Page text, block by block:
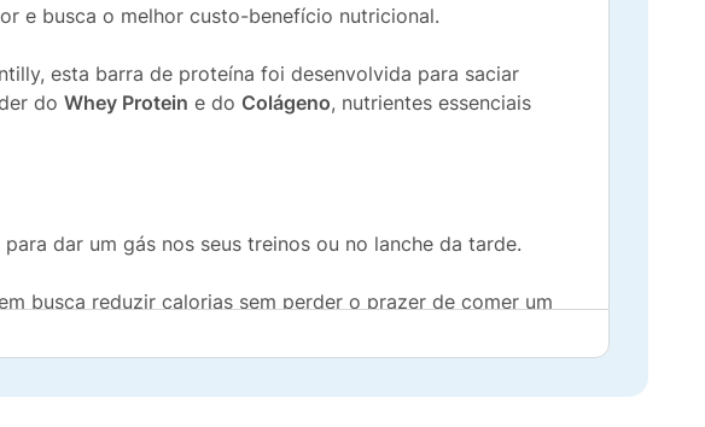
e busca o melhor custo-benefício nutricional.
esta barra de proteína foi desenvolvida para saciar
do Whey Protein e do Colágeno, nutrientes essenciais
dar um gás nos seus treinos ou no lanche da tarde.
busca reduzir calorias sem perder o prazer de comer um